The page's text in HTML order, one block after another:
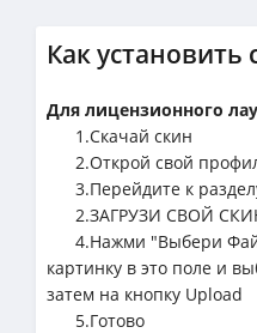
Как
Для лицензионного
1.Cкачай скин
2.Открой свой
3.Перейдите к
2.ЗАГРУЗИ СВОЙ
4.Нажми "Выбери
картинку в это поле и
затем на кнопку Upload
5.Готово